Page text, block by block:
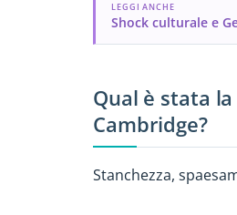
LEGGI ANCHE
Shock culturale e
Qual è stata
Cambridge?
Stanchezza,